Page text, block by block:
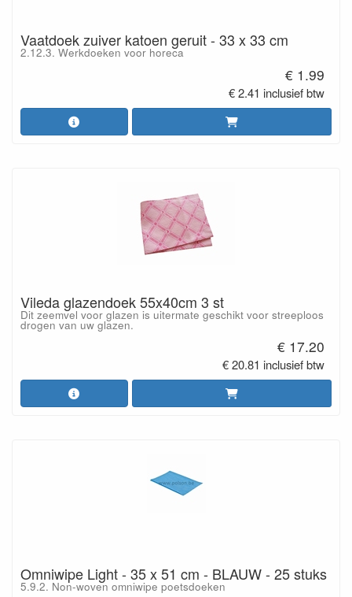
Vaatdoek zuiver katoen geruit - 33 x 33 cm
2.12.3. Werkdoeken voor horeca
€ 1.99
€ 2.41 inclusief btw
Vileda glazendoek 55x40cm 3 st
Dit zeemvel voor glazen is uitermate geschikt voor streeploos
drogen van uw glazen.
€ 17.20
€ 20.81 inclusief btw
Omniwipe Light - 35 x 51 cm - BLAUW - 25 stuks
5.9.2. Non-woven omniwipe poetsdoeken